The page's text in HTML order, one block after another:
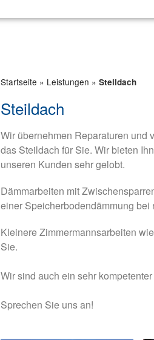
Startseite » Leistungen » Steildach
Steildach
Wir übernehmen Reparaturen und
das Steildach für Sie. Wir bieten
unseren Kunden sehr gelobt.
Dämmarbeiten mit
einer Speicherbodendämmung
Kleinere Zimmermannsarbeiten
Sie.
Wir sind auch ein sehr
Sprechen Sie uns an!